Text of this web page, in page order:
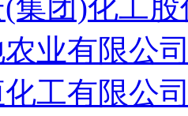
(集团)化工
农业有限公
化工有限公